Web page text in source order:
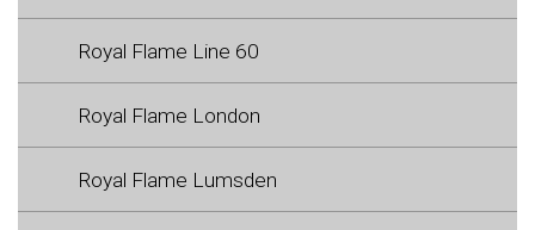
Royal Flame Line 60
Royal Flame London
Royal Flame Lumsden